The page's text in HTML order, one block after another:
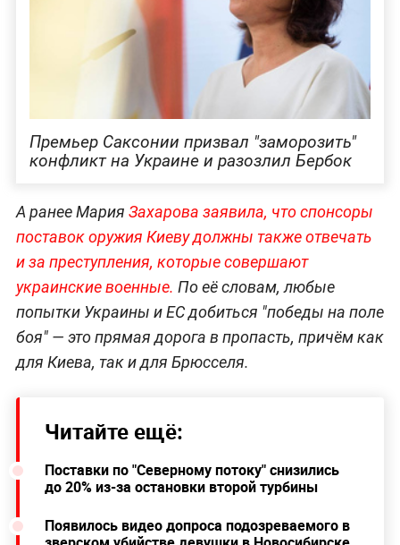
Премьер Саксонии призвал "заморозить"
конфликт на Украине и разозлил Бербок
А ранее Мария Захарова заявила, что спонсоры
поставок оружия Киеву должны также отвечать
и за преступления, которые совершают
украинские военные. По её словам, любые
попытки Украины и ЕС добиться "победы на поле
боя" — это прямая дорога в пропасть, причём как
для Киева, так и для Брюсселя.
Читайте ещё:
Поставки по "Северному потоку" снизились
до 20% из-за остановки второй турбины
Появилось видео допроса подозреваемого в